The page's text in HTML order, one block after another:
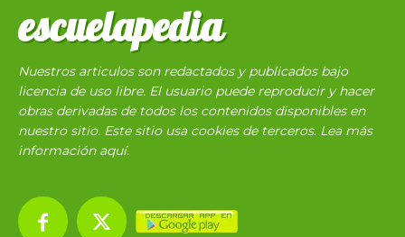
escuelapedia
Nuestros articulos son redactados y publicados bajo
licencia de uso libre. El usuario puede reproducir y hacer
obras derivadas de todos los contenidos disponibles en
nuestro sitio. Este sitio usa cookies de terceros. Lea más
información aquí.